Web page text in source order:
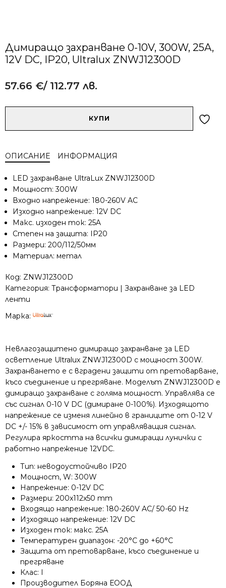
Димиращо захранване 0-10V, 300W, 25A,
12V DC, IP20, Ultralux ZNWJ12300D
57.66 €/ 112.77 лв.
0-
300W,
25A,
12V
DC,
IP20,
Ultralux
ZNWJ12300D
КУПИ
ОПИСАНИЕ ИНФОРМАЦИЯ
LED захранване UltraLux ZNWJ12300D
Мощност: 300W
Входно напрежение: 180-260V AC
Изходно напрежение: 12V DC
Макс. изходен ток: 25A
Степен на защита: IP20
Размери: 200/112/50мм
Материал: метал
Код: ZNWJ12300D
Категория: Трансформатори | Захранване за LED
ленти
Марка:
Невлагозащитено димиращо захранване за LED
осветление Ultralux ZNWJ12300D с мощност 300W.
Захранването е с вградени защити от претоварване,
късо съединение и прегряване. Моделът ZNWJ12300D е
димиращо захранване с голяма мощност. Управлява се
със сигнал 0-10 V DC (димиране 0-100%). Изходящото
напрежение се изменя линейно в границите от 0-12 V
DC +/- 15% в зависимост от управляващия сигнал.
Регулира яркостта на всички димиращи лунички с
работно напрежение 12VDC.
Тип: неводоустойчивo IP20
Мощност, W: 300W
Напрежение: 0-12V DC
Размери: 200x112x50 mm
Входящо напрежение: 180-260V AC/ 50-60 Hz
Изходящо напрежение: 12V DC
Изходен ток: макс. 25А
Температурен диапазон: -20°С до +60°С
Защита от претоварване, късо съединение и
прегряване
Клас: I
Производител Боряна ЕООД